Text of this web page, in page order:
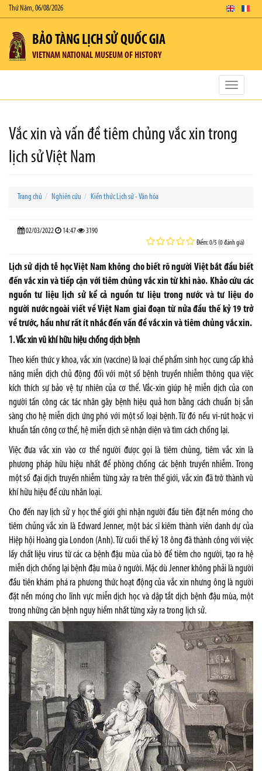
Thứ Năm, 06/08/2026
BẢO TÀNG LỊCH SỬ QUỐC GIA
VIETNAM NATIONAL MUSEUM OF HISTORY
Toggle
Vắc xin và vấn đề tiêm chủng vắc xin trong
lịch sử Việt Nam
Trang chủ Nghiên cứu Kiến thức Lịch sử - Văn hóa
02/03/2022 14:47 3190
Điểm: 0/5 (0 đánh giá)
Lịch sử dịch tễ học Việt Nam không cho biết rõ người Việt bắt đầu biết
đến vắc xin và tiếp cận với tiêm chủng vắc xin từ khi nào. Khảo cứu các
nguồn tư liệu lịch sử kể cả nguồn tư liệu trong nước và tư liệu do
người nước ngoài viết về Việt Nam giai đoạn từ nửa đầu thế kỷ 19 trở
về trước, hầu như rất ít nhắc đến vấn đề vắc xin và tiêm chủng vắc xin.
1. Vắc xin vũ khí hữu hiệu chống dịch bệnh
Theo kiến thức y khoa, vắc xin (vaccine) là loại chế phẩm sinh học cung cấp khả
năng miễn dịch chủ động đối với một số bệnh truyền nhiễm thông qua việc
kích thích sự bảo vệ tự nhiên của cơ thể. Vắc-xin giúp hệ miễn dịch của con
người tấn công các tác nhân gây bệnh hiệu quả hơn bằng cách chuẩn bị sẵn
sàng cho hệ miễn dịch ứng phó với một số loại bệnh. Từ đó nếu vi-rút hoặc vi
khuẩn tấn công cơ thể, hệ miễn dịch sẽ nhận diện và tìm cách chống lại.
Việc đưa vắc xin vào cơ thể người được gọi là tiêm chủng, tiêm vắc xin là
phương pháp hữu hiệu nhất để phòng chống các bệnh truyền nhiễm. Trong
một số đại dịch truyền nhiễm từng xảy ra trên thế giới, vắc xin đã trở thành vũ
khí hữu hiệu để cứu nhân loại.
Cho đến nay lịch sử y học thế giới ghi nhận người đầu tiên đặt nền móng cho
tiêm chủng vắc xin là Edward Jenner, một bác sĩ kiêm thành viên danh dự của
Hiệp hội Hoàng gia London (Anh). Từ cuối thế kỷ 18 ông đã thành công với việc
lấy chất liệu virus từ các ca bệnh đậu mùa của bò để tiêm cho người, tạo ra hệ
miễn dịch chống lại bệnh đậu mùa ở người. Mặc dù Jenner không phải là người
đầu tiên khám phá ra phương thức hoạt động của vắc xin nhưng ông là người
đặt nền móng cho lĩnh vực miễn dịch học và dập tắt dịch bệnh đậu mùa, một
trong những căn bệnh nguy hiểm nhất từng xảy ra trong lịch sử.